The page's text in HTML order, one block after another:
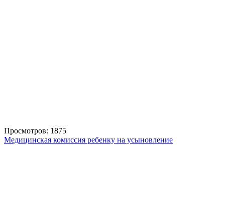
Просмотров: 1875
Медицинская комиссия ребенку на усыновление